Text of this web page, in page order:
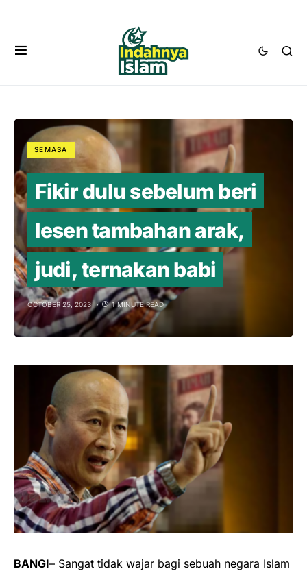
SEMASA
Fikir dulu sebelum beri
lesen tambahan arak,
judi, ternakan babi
OCTOBER 25, 2023 1 MINUTE READ
BANGI– Sangat tidak wajar bagi sebuah negara Islam